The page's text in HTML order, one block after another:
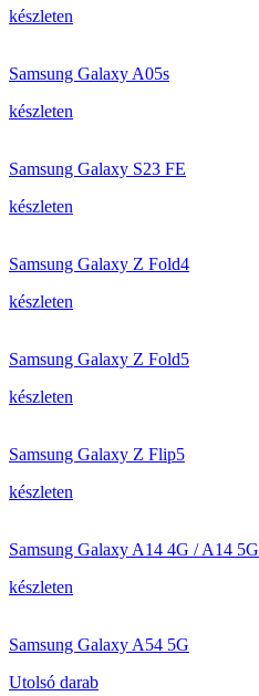
készleten
Samsung Galaxy A05s
készleten
Samsung Galaxy S23 FE
készleten
Samsung Galaxy Z Fold4
készleten
Samsung Galaxy Z Fold5
készleten
Samsung Galaxy Z Flip5
készleten
Samsung Galaxy A14 4G / A14 5G
készleten
Samsung Galaxy A54 5G
Utolsó darab